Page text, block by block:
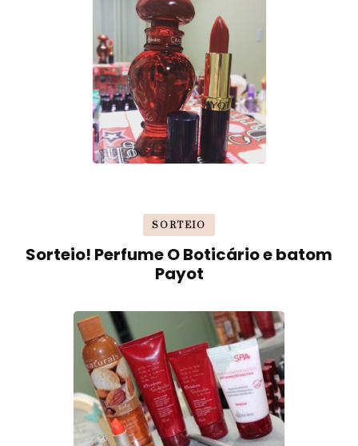
SORTEIO
Sorteio! Perfume O Boticário e batom
Payot